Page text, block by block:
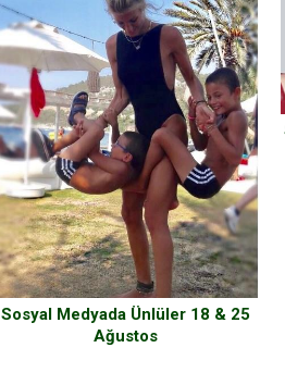
Sosyal Medyada Ünlüler 18 & 25
Ağustos